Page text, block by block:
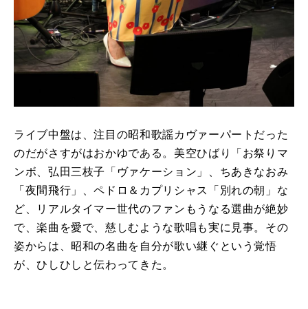
ライブ中盤は、注目の昭和歌謡カヴァーパートだった
のだがさすがはおかゆである。美空ひばり「お祭りマ
ンボ、弘田三枝子「ヴァケーション」、ちあきなおみ
「夜間飛行」、ペドロ＆カプリシャス「別れの朝」な
ど、リアルタイマー世代のファンもうなる選曲が絶妙
で、楽曲を愛で、慈しむような歌唱も実に見事。その
姿からは、昭和の名曲を自分が歌い継ぐという覚悟
が、ひしひしと伝わってきた。